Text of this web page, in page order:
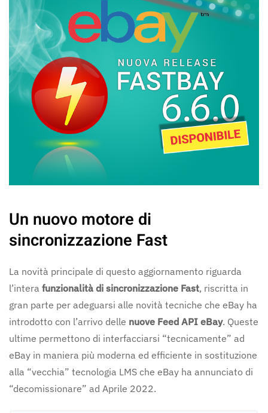
Un nuovo motore di
sincronizzazione Fast
La novità principale di questo aggiornamento riguarda
l’intera funzionalità di sincronizzazione Fast, riscritta in
gran parte per adeguarsi alle novità tecniche che eBay ha
introdotto con l’arrivo delle nuove Feed API eBay. Queste
ultime permettono di interfacciarsi “tecnicamente” ad
eBay in maniera più moderna ed efficiente in sostituzione
alla “vecchia” tecnologia LMS che eBay ha annunciato di
“decomissionare” ad Aprile 2022.